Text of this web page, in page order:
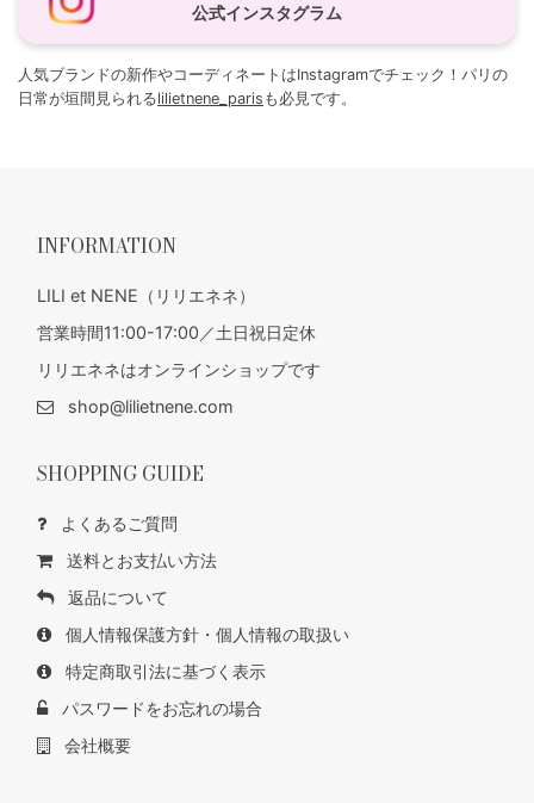
公式インスタグラム
人気ブランドの新作やコーディネートはInstagramでチェック！パリの
日常が垣間見られるlilietnene_paris も必見です。
INFORMATION
LILI et NENE（リリエネネ）
営業時間11:00-17:00／土日祝日定休
リリエネネはオンラインショップです
shop@lilietnene.com
SHOPPING GUIDE
よくあるご質問
送料とお支払い方法
返品について
個人情報保護方針・個人情報の取扱い
特定商取引法に基づく表示
パスワードをお忘れの場合
会社概要